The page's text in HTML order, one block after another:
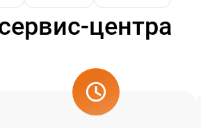
центра